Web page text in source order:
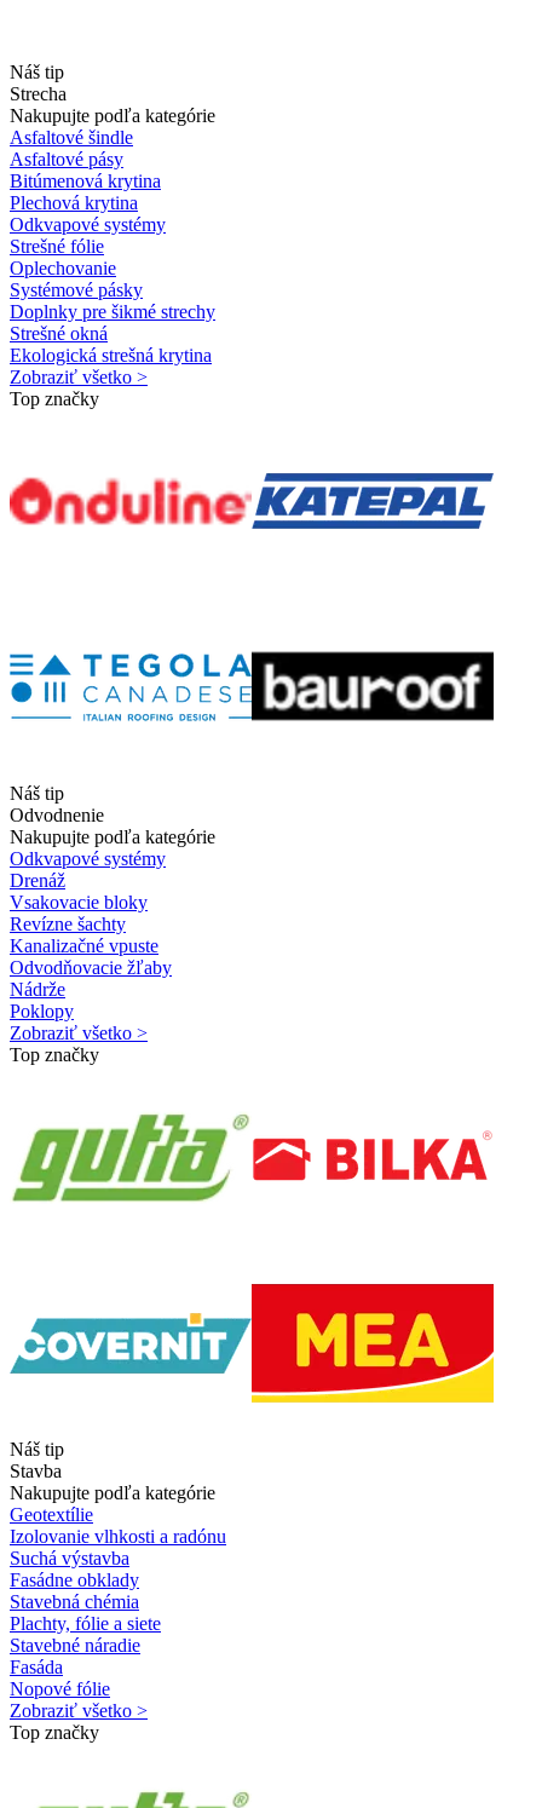
Náš tip
Strecha
Nakupujte podľa kategórie
Asfaltové šindle
Asfaltové pásy
Bitúmenová krytina
Plechová krytina
Odkvapové systémy
Strešné fólie
Oplechovanie
Systémové pásky
Doplnky pre šikmé strechy
Strešné okná
Ekologická strešná krytina
Zobraziť všetko >
Top značky
Náš tip
Odvodnenie
Nakupujte podľa kategórie
Odkvapové systémy
Drenáž
Vsakovacie bloky
Revízne šachty
Kanalizačné vpuste
Odvodňovacie žľaby
Nádrže
Poklopy
Zobraziť všetko >
Top značky
Náš tip
Stavba
Nakupujte podľa kategórie
Geotextílie
Izolovanie vlhkosti a radónu
Suchá výstavba
Fasádne obklady
Stavebná chémia
Plachty, fólie a siete
Stavebné náradie
Fasáda
Nopové fólie
Zobraziť všetko >
Top značky